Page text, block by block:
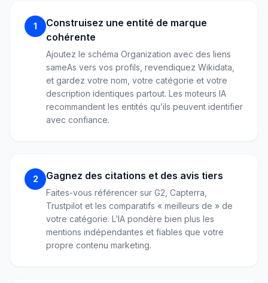
1
Construisez une entité de marque
cohérente
Ajoutez le schéma Organization avec des liens
sameAs vers vos profils, revendiquez Wikidata,
et gardez votre nom, votre catégorie et votre
description identiques partout. Les moteurs IA
recommandent les entités qu’ils peuvent identifier
avec confiance.
2 Gagnez des citations et des avis tiers
Faites-vous référencer sur G2, Capterra,
Trustpilot et les comparatifs « meilleurs de » de
votre catégorie. L’IA pondère bien plus les
mentions indépendantes et fiables que votre
propre contenu marketing.